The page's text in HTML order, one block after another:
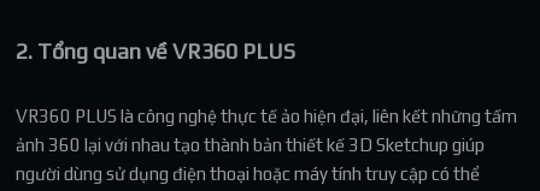
2. Tổng quan về VR360 PLUS
VR360 PLUS là công nghệ thực tế ảo hiện đại, liên kết những tấm
ảnh 360 lại với nhau tạo thành bản thiết kế 3D Sketchup giúp
người dùng sử dụng điện thoại hoặc máy tính truy cập có thể